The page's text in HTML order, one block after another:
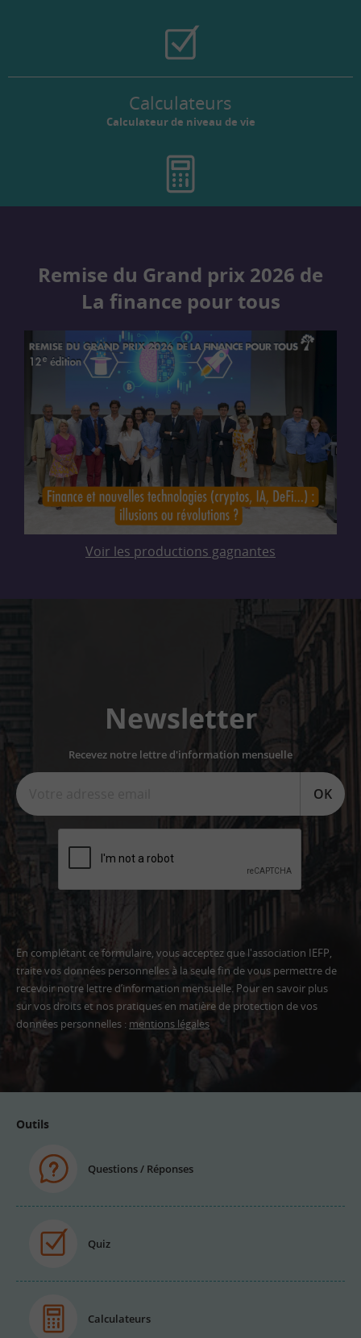
Calculateurs
Calculateur de niveau de vie
Remise du Grand prix 2026 de
La finance pour tous
Voir les productions gagnantes
Newsletter
Recevez notre lettre d'information mensuelle
OK
En complétant ce formulaire, vous acceptez que l'association IEFP,
traite vos données personnelles à la seule fin de vous permettre de
recevoir notre lettre d’information mensuelle. Pour en savoir plus
sur vos droits et nos pratiques en matière de protection de vos
données personnelles : mentions légales
Outils
Questions / Réponses
Quiz
Calculateurs